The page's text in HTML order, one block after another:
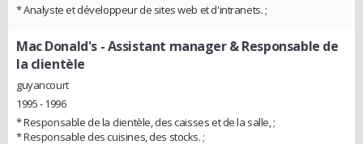
* Analyste et développeur de sites web et d'intranets. ;
Mac Donald's- Assistant manager & Responsable de
la clientèle
guyancourt
1995 - 1996
* Responsable de la clientèle, des caisses et de la salle, ;
* Responsable des cuisines, des stocks. ;